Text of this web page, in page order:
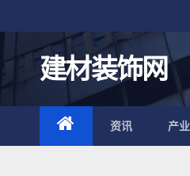
至
内
容
建材装饰网
资讯 产